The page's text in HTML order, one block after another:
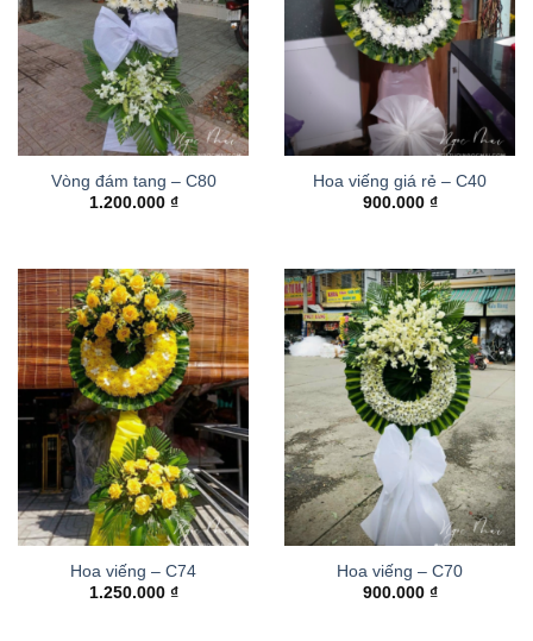
Vòng đám tang – C80
1.200.000 ₫
Hoa viếng giá rẻ – C40
900.000 ₫
Hoa viếng – C74
1.250.000 ₫
Hoa viếng – C70
900.000 ₫